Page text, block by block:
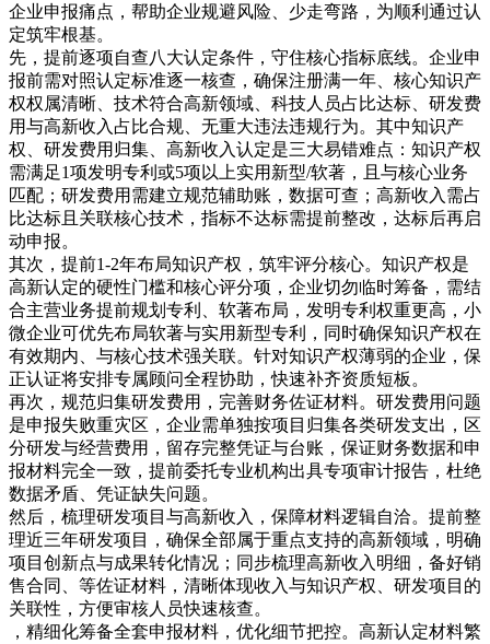
企业申报痛点，帮助企业规避风险、少走弯路，为顺利通过认
定筑牢根基。
先，提前逐项自查八大认定条件，守住核心指标底线。企业申
报前需对照认定标准逐一核查，确保注册满一年、核心知识产
权权属清晰、技术符合高新领域、科技人员占比达标、研发费
用与高新收入占比合规、无重大违法违规行为。其中知识产
权、研发费用归集、高新收入认定是三大易错难点：知识产权
需满足1项发明专利或5项以上实用新型/软著，且与核心业务
匹配；研发费用需建立规范辅助账，数据可查；高新收入需占
比达标且关联核心技术，指标不达标需提前整改，达标后再启
动申报。
其次，提前1-2年布局知识产权，筑牢评分核心。知识产权是
高新认定的硬性门槛和核心评分项，企业切勿临时筹备，需结
合主营业务提前规划专利、软著布局，发明专利权重更高，小
微企业可优先布局软著与实用新型专利，同时确保知识产权在
有效期内、与核心技术强关联。针对知识产权薄弱的企业，保
正认证将安排专属顾问全程协助，快速补齐资质短板。
再次，规范归集研发费用，完善财务佐证材料。研发费用问题
是申报失败重灾区，企业需单独按项目归集各类研发支出，区
分研发与经营费用，留存完整凭证与台账，保证财务数据和申
报材料完全一致，提前委托专业机构出具专项审计报告，杜绝
数据矛盾、凭证缺失问题。
然后，梳理研发项目与高新收入，保障材料逻辑自洽。提前整
理近三年研发项目，确保全部属于重点支持的高新领域，明确
项目创新点与成果转化情况；同步梳理高新收入明细，备好销
售合同、等佐证材料，清晰体现收入与知识产权、研发项目的
关联性，方便审核人员快速核查。
，精细化筹备全套申报材料，优化细节把控。高新认定材料繁